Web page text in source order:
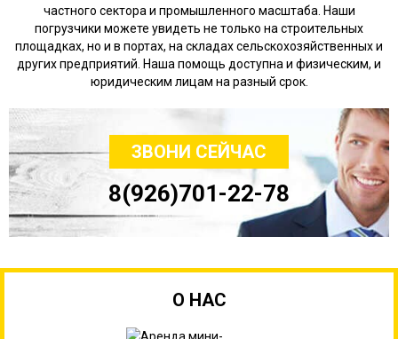
частного сектора и промышленного масштаба. Наши
погрузчики можете увидеть не только на строительных
площадках, но и в портах, на складах сельскохозяйственных и
других предприятий. Наша помощь доступна и физическим, и
юридическим лицам на разный срок.
ЗВОНИ СЕЙЧАС
8(926)701-22-78
О НАС